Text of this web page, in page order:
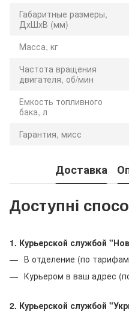
Габаритные размеры,
ДхШхВ (мм)
Масса, кг
Частота вращения
двигателя, об/мин
Емкость топливного
бака, л
Гарантия, мисс
Доставка
Доступні
1. Курьерской службой
В отделение (по
Курьером в ваш адрес
2. Курьерской службой